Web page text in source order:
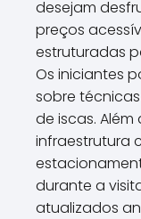
desejam
preços
estruturadas
Os iniciantes
sobre
de iscas.
infraestrutura
durante a
atualizados